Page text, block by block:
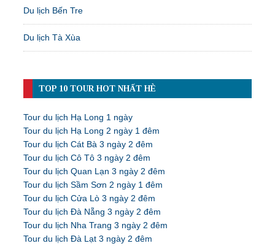
Du lịch Bến Tre
Du lịch Tà Xùa
TOP 10 TOUR HOT NHẤT HÈ
Tour du lịch Hạ Long 1 ngày
Tour du lịch Hạ Long 2 ngày 1 đêm
Tour du lịch Cát Bà 3 ngày 2 đêm
Tour du lịch Cô Tô 3 ngày 2 đêm
Tour du lịch Quan Lạn 3 ngày 2 đêm
Tour du lịch Sầm Sơn 2 ngày 1 đêm
Tour du lịch Cửa Lò 3 ngày 2 đêm
Tour du lịch Đà Nẵng 3 ngày 2 đêm
Tour du lịch Nha Trang 3 ngày 2 đêm
Tour du lịch Đà Lạt 3 ngày 2 đêm